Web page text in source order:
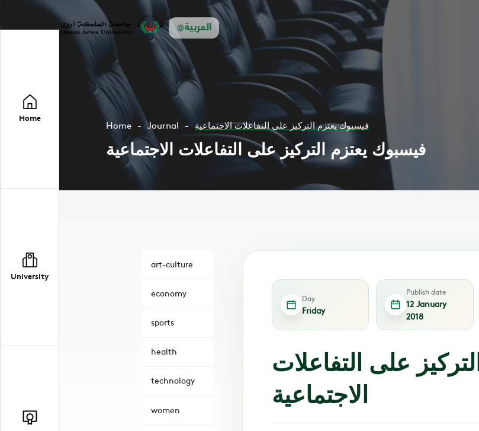
العربية
Home
University
Home Journal فيسبوك يعتزم التركيز على التفاعلات الاجتماعية
فيسبوك يعتزم التركيز على التفاعلات الاجتماعية
art-culture
economy
sports
health
technology
women
Day
Friday
Publish date
12 January
2018
على التفاعلات
الاجتماعية